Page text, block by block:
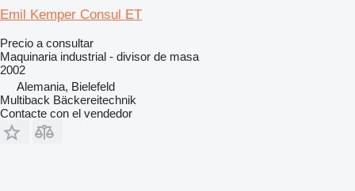
Emil Kemper Consul ET
Precio a consultar
Maquinaria industrial - divisor de masa
2002
Alemania, Bielefeld
Multiback Bäckereitechnik
Contacte con el vendedor